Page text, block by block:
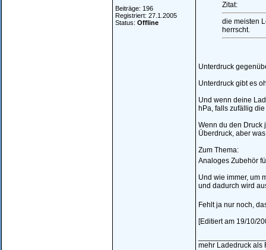
Beiträge: 196
Registriert: 27.1.2005
Status: Offline
Zitat:
die meisten
herrscht.
Unterdruck
Unterdruck gibt es
Und wenn deine
hPa, falls zufällig
Wenn du den Druck
Überdruck, aber
Zum Thema:
Analoges Zubehör
Und wie immer, um
und dadurch wird
Fehlt ja nur noch,
[Editiert am 19/10/
mehr Ladedruck als